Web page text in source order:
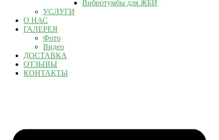
Вибротумбы для ЖБИ
УСЛУГИ
О НАС
ГАЛЕРЕЯ
Фото
Видео
ДОСТАВКА
ОТЗЫВЫ
КОНТАКТЫ